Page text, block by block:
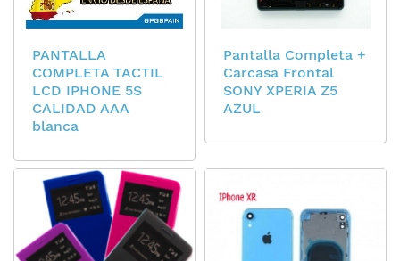
PANTALLA
COMPLETA TACTIL
LCD IPHONE 5S
CALIDAD AAA
blanca
Pantalla Completa +
Carcasa Frontal
SONY XPERIA Z5
AZUL